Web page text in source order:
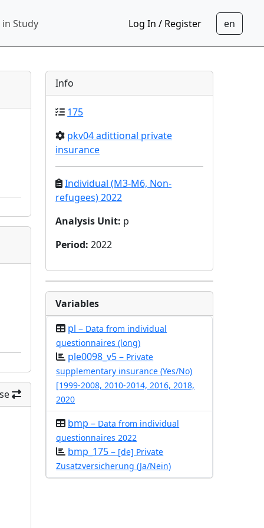
in Study Log In / Register
Info
175
pkv04 adittional private
insurance
Individual (M3-M6, Non-
refugees) 2022
Analysis Unit: p
Period:2022
Variables
pl – Data from individual
questionnaires (long)
ple0098_v5 – Private
supplementary insurance (Yes/No)
[1999-2008, 2010-2014, 2016, 2018,
2020
bmp – Data from individual
questionnaires 2022
bmp_175 – [de] Private
Zusatzversicherung (Ja/Nein)